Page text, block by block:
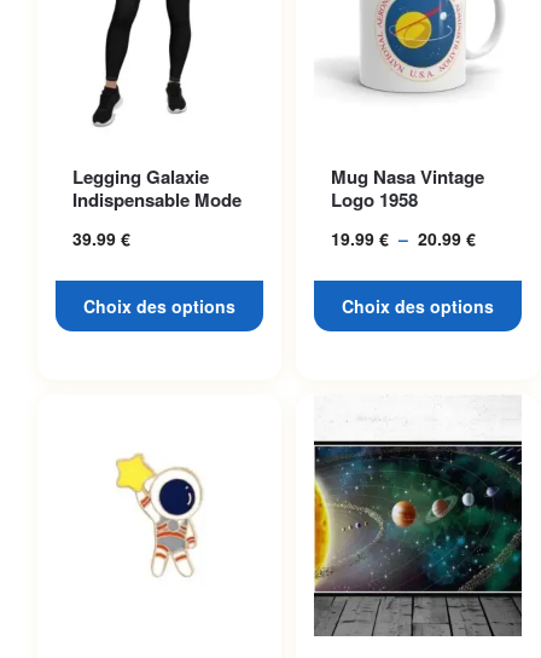
Legging Galaxie
Indispensable Mode
39.99 €
Choix des options
variations. Les options
peuvent être choisies sur la
page du produit
Mug Nasa Vintage
Logo 1958
19.99 € – 20.99 €
19.99 €
Choix des options
variations. Les options
peuvent être choisies sur la
page du produit